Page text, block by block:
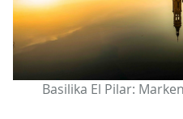
Basilika El Pilar: